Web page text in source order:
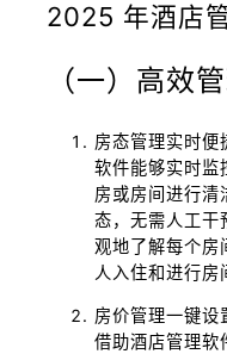
2025 年酒店
（一）高效
房态管理实时便
软件能够实时监
房或房间进行清
态，无需人工干
观地了解每个房
人入住和进行房
房价管理一键设
借助酒店管理软